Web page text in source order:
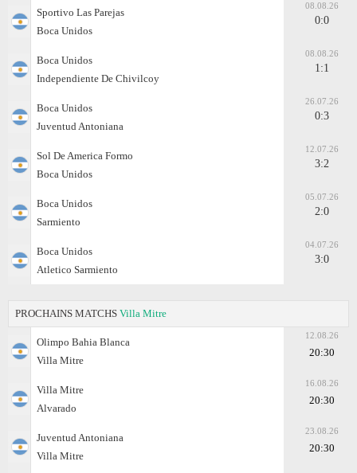
Sportivo Las Parejas
Boca Unidos
08.08.26
0:0
Boca Unidos
Independiente De Chivilcoy
08.08.26
1:1
Boca Unidos
Juventud Antoniana
26.07.26
0:3
Sol De America Formo
Boca Unidos
12.07.26
3:2
Boca Unidos
Sarmiento
05.07.26
2:0
Boca Unidos
Atletico Sarmiento
04.07.26
3:0
PROCHAINS MATCHS Villa Mitre
Olimpo Bahia Blanca
Villa Mitre
12.08.26
20:30
Villa Mitre
Alvarado
16.08.26
20:30
Juventud Antoniana
Villa Mitre
23.08.26
20:30